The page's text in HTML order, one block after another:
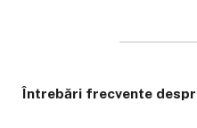
Întrebări frecvente